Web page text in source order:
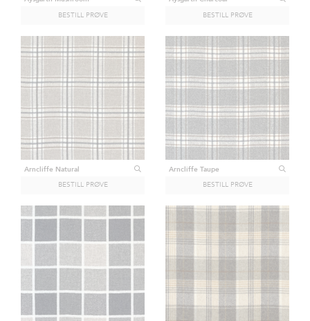
Arncliffe Natural Arncliffe Taupe